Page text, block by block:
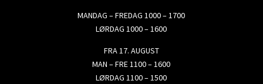
MANDAG – FREDAG 1000 – 1700
LØRDAG 1000 – 1600
FRA 17. AUGUST
MAN – FRE 1100 – 1600
LØRDAG 1100 – 1500